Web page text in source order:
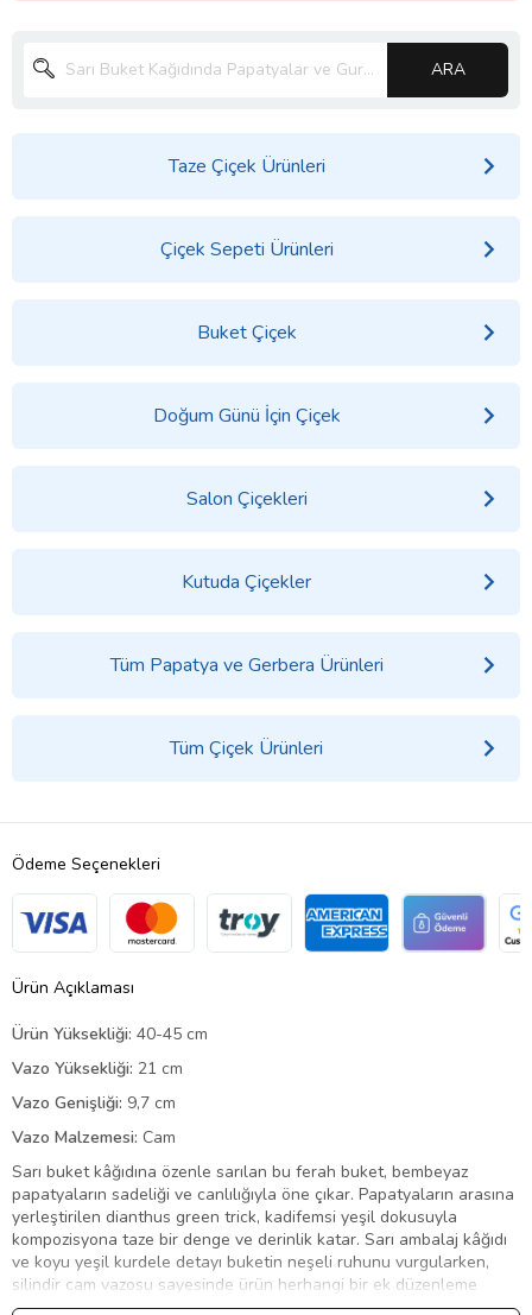
ARA
Taze Çiçek Ürünleri
Çiçek Sepeti Ürünleri
Buket Çiçek
Doğum Günü İçin Çiçek
Salon Çiçekleri
Kutuda Çiçekler
Tüm Papatya ve Gerbera Ürünleri
Tüm Çiçek Ürünleri
Ödeme Seçenekleri
Ürün Açıklaması
Ürün Yüksekliği: 40-45 cm
Vazo Yüksekliği: 21 cm
Vazo Genişliği: 9,7 cm
Vazo Malzemesi: Cam
Sarı buket kâğıdına özenle sarılan bu ferah buket, bembeyaz
papatyaların sadeliği ve canlılığıyla öne çıkar. Papatyaların arasına
yerleştirilen dianthus green trick, kadifemsi yeşil dokusuyla
kompozisyona taze bir denge ve derinlik katar. Sarı ambalaj kâğıdı
ve koyu yeşil kurdele detayı buketin neşeli ruhunu vurgularken,
silindir cam vazosu sayesinde ürün herhangi bir ek düzenleme
gerektirmeden kolayca sergilenebilir. Buketin yanında sunulan kalp